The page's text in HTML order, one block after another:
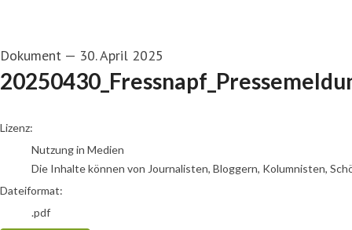
Dokument — 30. April 2025
go to media item
Lizenz:
Nutzung in Medien
Die Inhalte können von Journalisten, Bloggern, Kolumnisten,
Dateiformat:
.pdf